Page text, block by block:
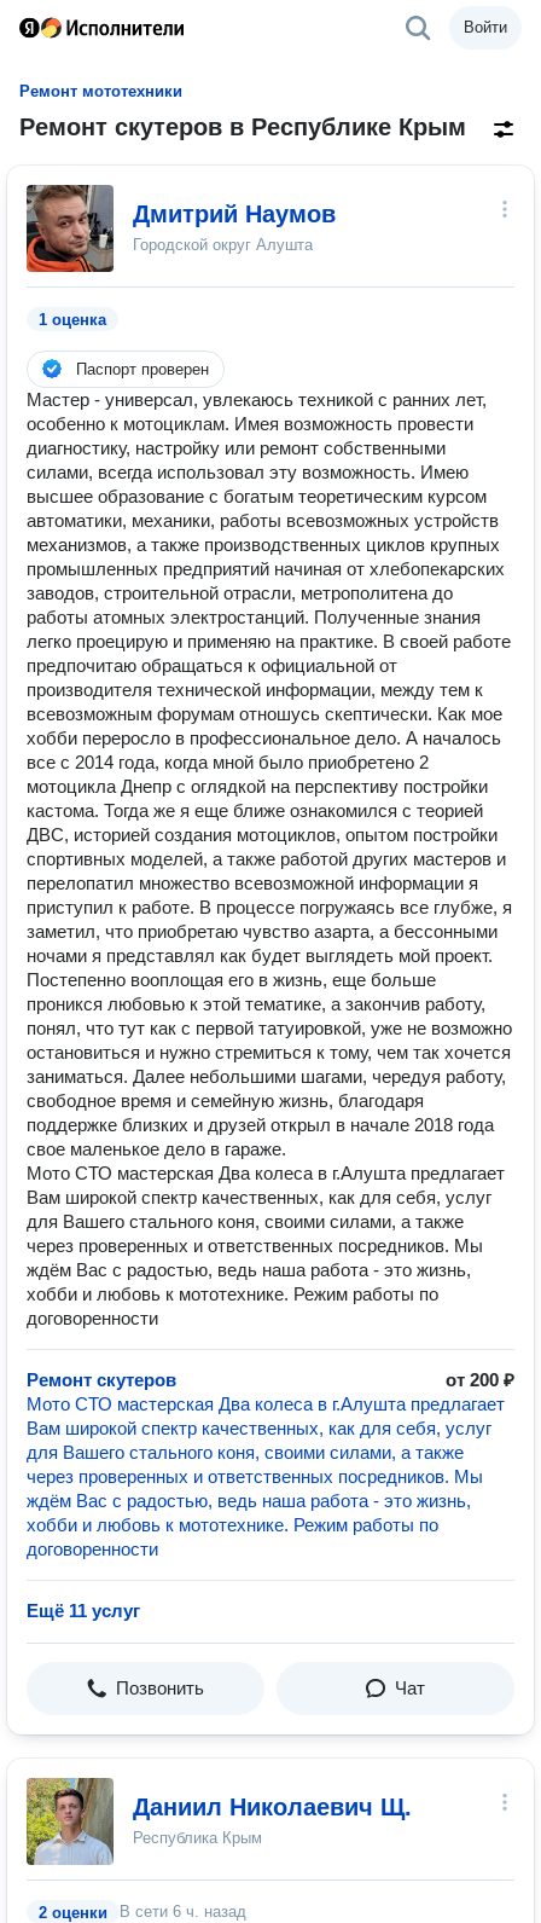
Войти
Ремонт мототехники
Ремонт скутеров в Республике Крым
Дмитрий Наумов
Городской округ Алушта
1 оценка
Паспорт проверен
Мастер - универсал, увлекаюсь техникой с ранних лет,
особенно к мотоциклам. Имея возможность провести
диагностику, настройку или ремонт собственными
силами, всегда использовал эту возможность. Имею
высшее образование с богатым теоретическим курсом
автоматики, механики, работы всевозможных устройств
механизмов, а также производственных циклов крупных
промышленных предприятий начиная от хлебопекарских
заводов, строительной отрасли, метрополитена до
работы атомных электростанций. Полученные знания
легко проецирую и применяю на практике. В своей работе
предпочитаю обращаться к официальной от
производителя технической информации, между тем к
всевозможным форумам отношусь скептически. Как мое
хобби переросло в профессиональное дело. А началось
все с 2014 года, когда мной было приобретено 2
мотоцикла Днепр с оглядкой на перспективу постройки
кастома. Тогда же я еще ближе ознакомился с теорией
ДВС, историей создания мотоциклов, опытом постройки
спортивных моделей, а также работой других мастеров и
перелопатил множество всевозможной информации я
приступил к работе. В процессе погружаясь все глубже, я
заметил, что приобретаю чувство азарта, а бессонными
ночами я представлял как будет выглядеть мой проект.
Постепенно вооплощая его в жизнь, еще больше
проникся любовью к этой тематике, а закончив работу,
понял, что тут как с первой татуировкой, уже не возможно
остановиться и нужно стремиться к тому, чем так хочется
заниматься. Далее небольшими шагами, чередуя работу,
свободное время и семейную жизнь, благодаря
поддержке близких и друзей открыл в начале 2018 года
свое маленькое дело в гараже.
Мото СТО мастерская Два колеса в г.Алушта предлагает
Вам широкой спектр качественных, как для себя, услуг
для Вашего стального коня, своими силами, а также
через проверенных и ответственных посредников. Мы
ждём Вас с радостью, ведь наша работа - это жизнь,
хобби и любовь к мототехнике. Режим работы по
договоренности
Ремонт скутеров
от 200 ₽
Мото СТО мастерская Два колеса в г.Алушта предлагает
Вам широкой спектр качественных, как для себя, услуг
для Вашего стального коня, своими силами, а также
через проверенных и ответственных посредников. Мы
ждём Вас с радостью, ведь наша работа - это жизнь,
хобби и любовь к мототехнике. Режим работы по
договоренности
Ещё 11 услуг
Позвонить Чат
Даниил Николаевич Щ.
Республика Крым
2 оценки В сети 6 ч. назад